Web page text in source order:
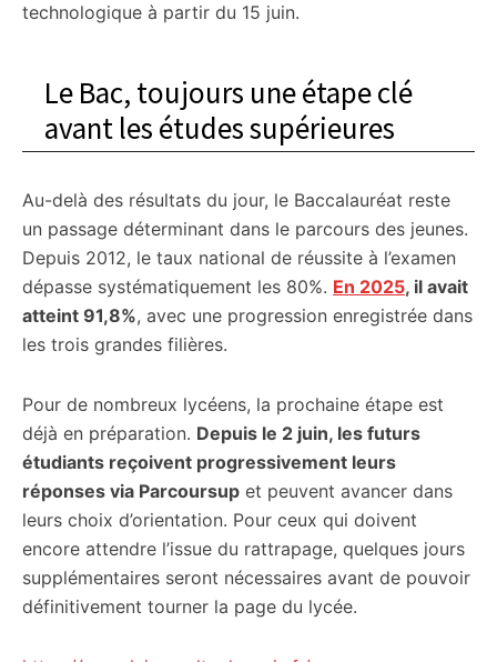
technologique à partir du 15 juin.
Le Bac, toujours une étape clé
avant les études supérieures
Au-delà des résultats du jour, le Baccalauréat reste
un passage déterminant dans le parcours des jeunes.
Depuis 2012, le taux national de réussite à l’examen
dépasse systématiquement les 80%. En 2025, il avait
atteint 91,8%, avec une progression enregistrée dans
les trois grandes filières.
Pour de nombreux lycéens, la prochaine étape est
déjà en préparation. Depuis le 2 juin, les futurs
étudiants reçoivent progressivement leurs
réponses via Parcoursup et peuvent avancer dans
leurs choix d’orientation. Pour ceux qui doivent
encore attendre l’issue du rattrapage, quelques jours
supplémentaires seront nécessaires avant de pouvoir
définitivement tourner la page du lycée.